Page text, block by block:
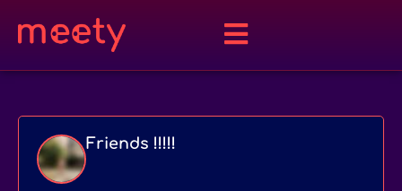
Friends !!!!!